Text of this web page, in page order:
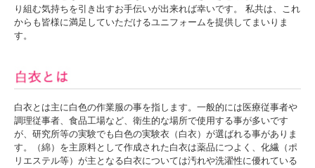
り組む気持ちを引き出すお手伝いが出来れば幸いです。 私共は、これ
からも皆様に満足していただけるユニフォームを提供してまいりま
す。
白衣とは主に白色の作業服の事を指します。一般的には医療従事者や
調理従事者、食品工場など、衛生的な場所で使用する事が多いです
が、研究所等の実験でも白色の実験衣（白衣）が選ばれる事がありま
す。（綿）を主原料として作成された白衣は薬品につよく、化繊（ポ
リエステル等）が主となる白衣については汚れや洗濯性に優れている